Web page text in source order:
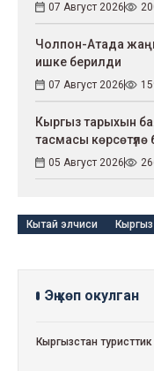
07 Август 2026
Чолпон-Атада
ишке берилди
07 Август 2026
Кыргыз тарыхын
тасмасы көрсөтүлө
05 Август 2026
Кытай элчиси
Эң көп окулган
Кыргызстан туристтик